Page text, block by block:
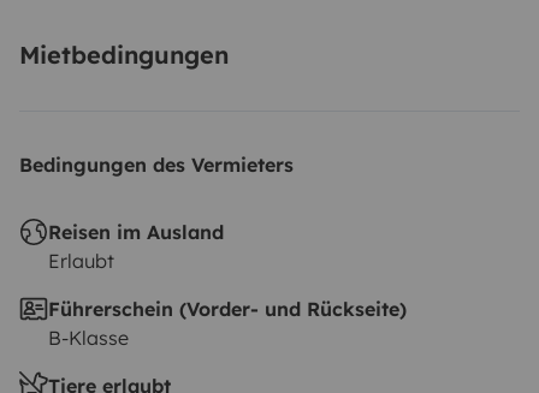
Mietbedingungen
Bedingungen des Vermieters
Reisen im Ausland
Erlaubt
Führerschein (Vorder- und Rückseite)
B-Klasse
Tiere erlaubt